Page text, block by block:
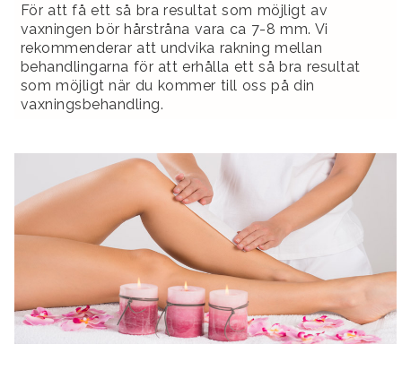
För att få ett så bra resultat som möjligt av
vaxningen bör hårstråna vara ca 7-8 mm. Vi
rekommenderar att undvika rakning mellan
behandlingarna för att erhålla ett så bra resultat
som möjligt när du kommer till oss på din
vaxningsbehandling.